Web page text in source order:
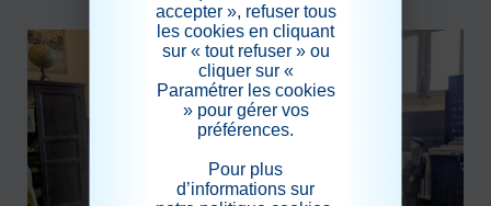
accepter », refuser tous
les cookies en cliquant
sur « tout refuser » ou
cliquer sur «
Paramétrer les cookies
» pour gérer vos
préférences.
Pour plus
d’informations sur